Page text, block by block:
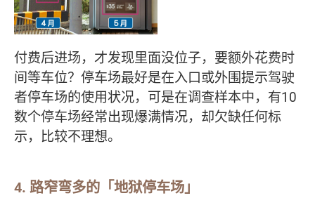
付费后进场，才发现里面没位子，要额外花费时
间等车位？停车场最好是在入口或外围提示驾驶
者停车场的使用状况，可是在调查样本中，有10
数个停车场经常出现爆满情况，却欠缺任何标
示，比较不理想。
4. 路窄弯多的「地狱停车场」